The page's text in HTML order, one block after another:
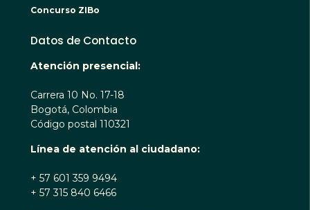
Concurso ZIBo
Datos de Contacto
Atención presencial:
Carrera 10 No. 17-18
Bogotá, Colombia
Código postal 110321
Línea de atención al ciudadano:
+ 57 601 359 9494
+ 57 315 840 6466